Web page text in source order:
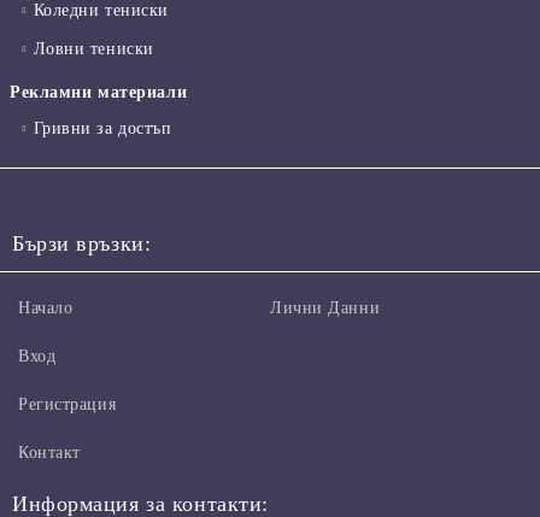
Коледни тениски
Ловни тениски
Рекламни материали
Гривни за достъп
Бързи връзки:
Начало
Вход
Регистрация
Контакт
Лични Данни
Информация за контакти: